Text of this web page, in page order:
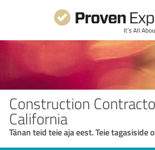
Construction
California
Tänan teid teie aja eest. Teie tagasiside